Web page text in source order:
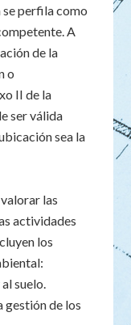
se perfila como
A
de la
o
II de la
ser válida
sea la
las
actividades
los
suelo.
gestión de los